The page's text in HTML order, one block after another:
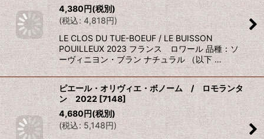
4,380円(税別)
(税込: 4,818円)
LE CLOS DU TUE-BOEUF / LE BUISSON
POUILLEUX 2023 フランス ロワール 品種：ソ
ーヴィニヨン・ブラン ナチュラル （以下 …
ピエール・オリヴィエ・ボノーム / ロモランタ
ン 2022 [7148]
4,680円(税別)
(税込: 5,148円)